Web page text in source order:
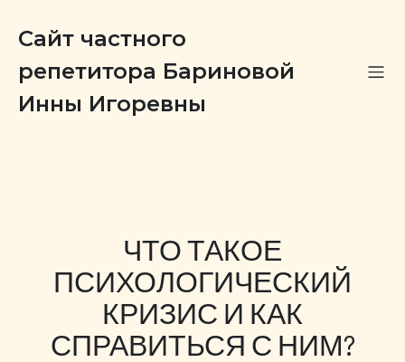
Сайт частного
репетитора Бариновой
Инны Игоревны
ЧТО ТАКОЕ
ПСИХОЛОГИЧЕСКИЙ
КРИЗИС И КАК
СПРАВИТЬСЯ С НИМ?